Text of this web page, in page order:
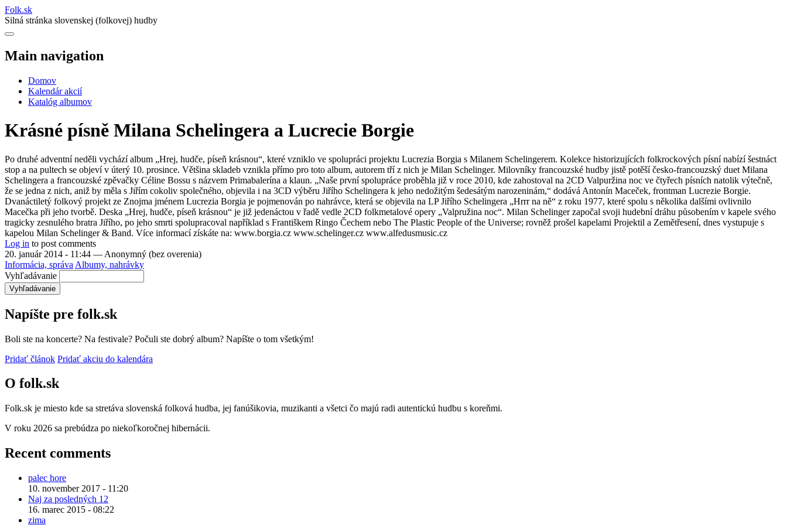
Folk.sk
Silná stránka slovenskej (folkovej) hudby
Main navigation
Domov
Kalendár akcií
Katalóg albumov
Krásné písně Milana Schelingera a Lucrecie Borgie
Po druhé adventní neděli vychází album „Hrej, hudče, píseň krásnou“, které vzniklo ve spolupráci projektu Lucrezia Borgia s Milanem Schelingerem. Kolekce historizujících folkrockových písní nabízí šestnáct
stop a na pultech se objeví v úterý 10. prosince. Většina skladeb vznikla přímo pro toto album, autorem tří z nich je Milan Schelinger. Milovníky francouzské hudby jistě potěší česko-francouzský duet Milana
Schelingera a francouzské zpěvačky Céline Bossu s názvem Primabalerína a klaun. „Naše první spolupráce proběhla již v roce 2010, kde zahostoval na 2CD Valpuržina noc ve čtyřech písních natolik výtečně,
že se jedna z nich, aniž by měla s Jiřím cokoliv společného, objevila i na 3CD výběru Jiřího Schelingera k jeho nedožitým šedesátým narozeninám,“ dodává Antonín Maceček, frontman Lucrezie Borgie.
Dvanáctiletý folkový projekt ze Znojma jménem Lucrezia Borgia je pojmenován po nahrávce, která se objevila na LP Jiřího Schelingera „Hrrr na ně“ z roku 1977, které spolu s několika dalšími ovlivnilo
Macečka při jeho tvorbě. Deska „Hrej, hudče, píseň krásnou“ je již jedenáctou v řadě vedle 2CD folkmetalové opery „Valpružina noc“. Milan Schelinger započal svoji hudební dráhu působením v kapele svého
tragicky zesnulého bratra Jiřího, po jeho smrti spolupracoval například s Františkem Ringo Čechem nebo The Plastic People of the Universe; rovněž prošel kapelami Projektil a Zemětřesení, dnes vystupuje s
kapelou Milan Schelinger & Band. Více informací získáte na: www.borgia.cz www.schelinger.cz www.alfedusmusic.cz
Log in to post comments
20. január 2014 - 11:44 — Anonymný (bez overenia)
Informácia, správa Albumy, nahrávky
Vyhľadávanie
Napíšte pre folk.sk
Boli ste na koncerte? Na festivale? Počuli ste dobrý album? Napíšte o tom všetkým!
Pridať článok Pridať akciu do kalendára
O folk.sk
Folk.sk je miesto kde sa stretáva slovenská folková hudba, jej fanúšikovia, muzikanti a všetci čo majú radi autentickú hudbu s koreňmi.
V roku 2026 sa prebúdza po niekoľkoročnej hibernácii.
Recent comments
palec hore
10. november 2017 - 11:20
Naj za posledných 12
16. marec 2015 - 08:22
zima